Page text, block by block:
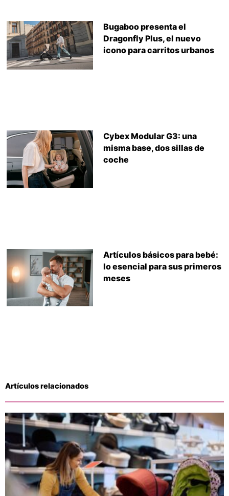
Bugaboo presenta el
Dragonfly Plus, el nuevo
icono para carritos urbanos
Cybex Modular G3: una
misma base, dos sillas de
coche
Artículos básicos para bebé:
lo esencial para sus primeros
meses
Artículos relacionados